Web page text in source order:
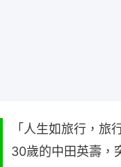
「人生如旅行，
30歲的中田英壽，